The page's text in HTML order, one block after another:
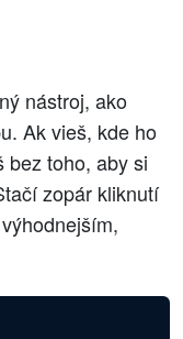
nástroj, ako
Ak vieš, kde ho
bez toho, aby si
zopár kliknutí